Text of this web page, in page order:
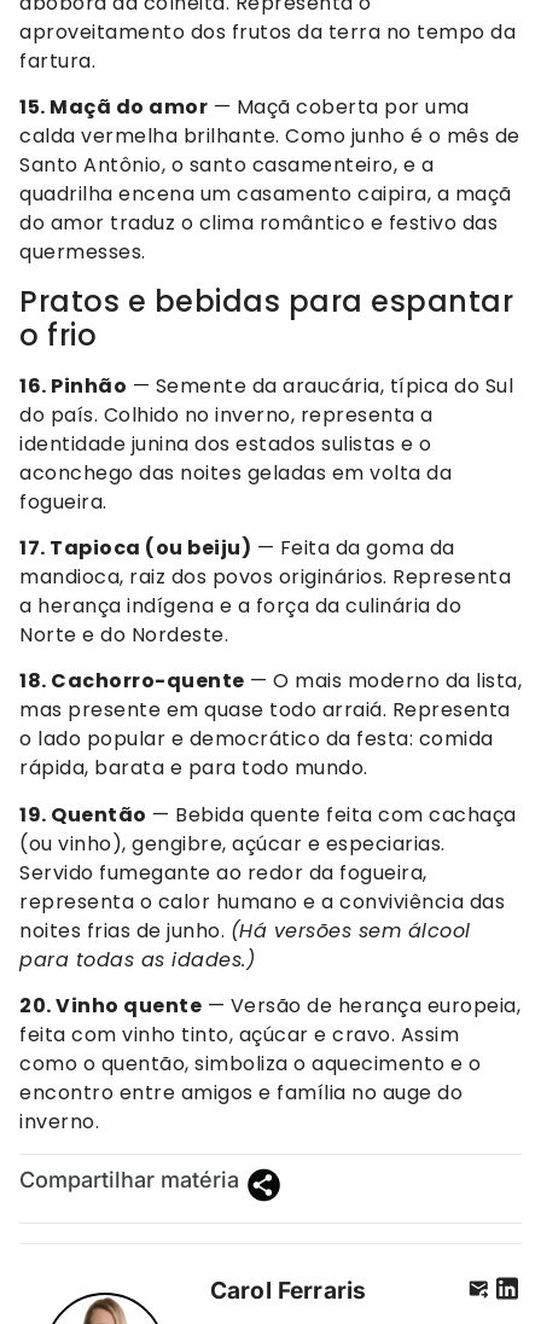
aproveitamento dos frutos da terra no tempo da
fartura.
15. Maçã do amor — Maçã coberta por uma
calda vermelha brilhante. Como junho é o mês de
Santo Antônio, o santo casamenteiro, e a
quadrilha encena um casamento caipira, a maçã
do amor traduz o clima romântico e festivo das
quermesses.
Pratos e bebidas para espantar
o frio
16. Pinhão — Semente da araucária, típica do Sul
do país. Colhido no inverno, representa a
identidade junina dos estados sulistas e o
aconchego das noites geladas em volta da
fogueira.
17. Tapioca (ou beiju) — Feita da goma da
mandioca, raiz dos povos originários. Representa
a herança indígena e a força da culinária do
Norte e do Nordeste.
18. Cachorro-quente — O mais moderno da lista,
mas presente em quase todo arraiá. Representa
o lado popular e democrático da festa: comida
rápida, barata e para todo mundo.
19. Quentão — Bebida quente feita com cachaça
(ou vinho), gengibre, açúcar e especiarias.
Servido fumegante ao redor da fogueira,
representa o calor humano e a conviviência das
noites frias de junho. (Há versões sem álcool
para todas as idades.)
20. Vinho quente — Versão de herança europeia,
feita com vinho tinto, açúcar e cravo. Assim
como o quentão, simboliza o aquecimento e o
encontro entre amigos e família no auge do
inverno.
Compartilhar matéria
Carol Ferraris